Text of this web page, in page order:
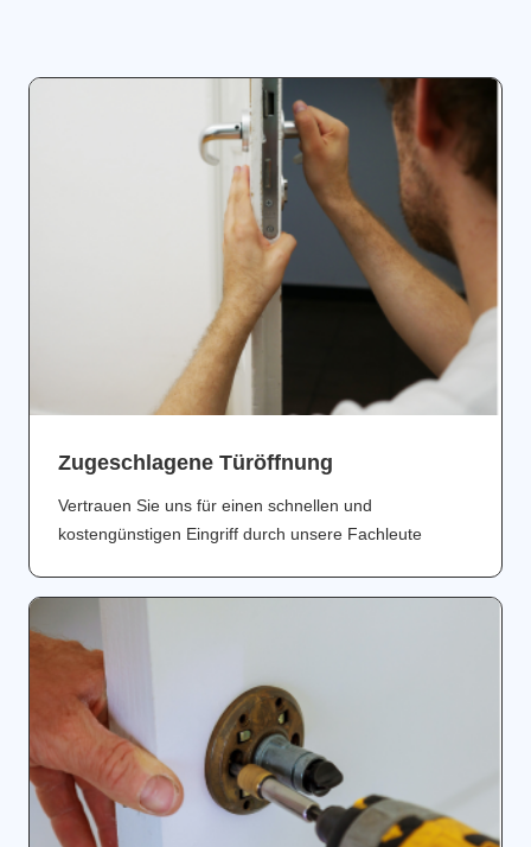
Zugeschlagene Türöffnung
Vertrauen Sie uns für einen schnellen und
kostengünstigen Eingriff durch unsere Fachleute